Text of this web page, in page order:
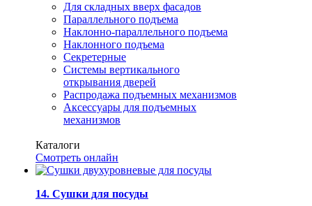
Для складных вверх фасадов
Параллельного подъема
Наклонно-параллельного подъема
Наклонного подъема
Секретерные
Системы вертикального
открывания дверей
Распродажа подъемных механизмов
Аксессуары для подъемных
механизмов
Каталоги
Смотреть онлайн
14. Сушки для посуды